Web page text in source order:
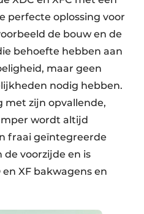
perfecte oplossing voor
de bouw en de
behoefte hebben aan
maar geen
nodig hebben.
met zijn opvallende,
wordt altijd
fraai geïntegreerde
voorzijde en is
XF bakwagens en